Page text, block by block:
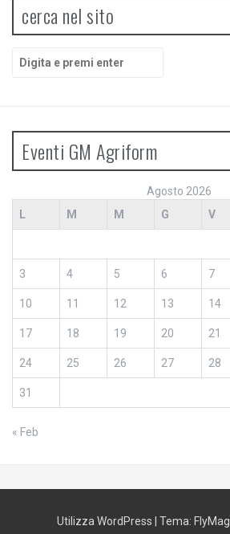
cerca nel sito
Cerca:
Eventi GM Agriform
Agosto 2026
L
M M G V
3 4 5 6 7
10 11 12 13 14
17 18 19 20 21
24 25 26 27 28
31
« Feb
Utilizza WordPress Tema: FlyMag